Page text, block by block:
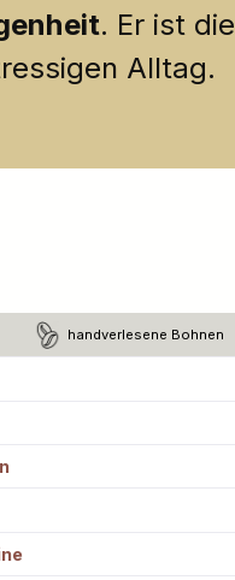
. Er ist die
Alltag.
handverlesene Bohnen